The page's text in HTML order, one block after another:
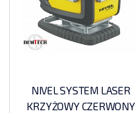
NIVEL SYSTEM LASER
KRZYŻOWY CZERWONY